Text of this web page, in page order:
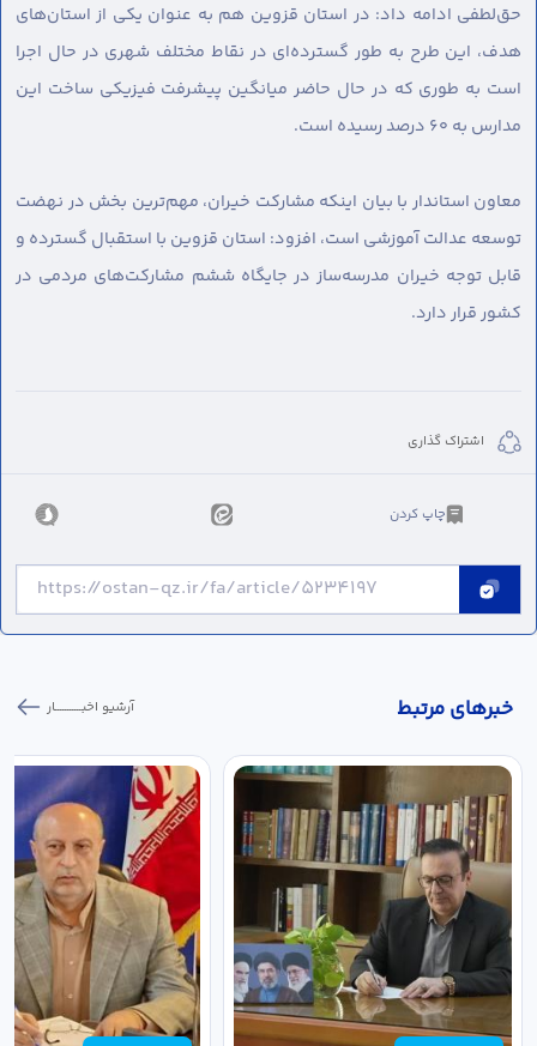
حق‌لطفی ادامه داد: در استان قزوین هم به عنوان یکی از استان‌های
هدف، این طرح به طور گسترده‌ای در نقاط مختلف شهری در حال اجرا
است به طوری که در حال حاضر میانگین پیشرفت فیزیکی ساخت این
مدارس به ۶۰ درصد رسیده است.
معا‌ون استاندار با بیان اینکه ‌مشارکت خیران، مهم‌ترین بخش در نهضت
توسعه عدالت آموزشی است، افزود: استان قزوین با استقبال گسترده و
قابل توجه خیران مدرسه‌ساز در جایگاه ششم مشارکت‌های مردمی در
کشور قرار دارد.
اشتراک گذاری
چاپ کردن
خبر‌های مرتبط آرشیو اخبـــــــــــار